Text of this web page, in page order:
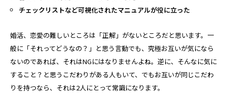
チェックリストなど可視化されたマニュアルが役に立った
婚活、恋愛の難しいところは「正解」がないところだと思います。一
般に「それってどうなの？」と思う言動でも、究極お互いが気になら
ないのであれば、それはNGにはなりませんよね。逆に、そんなに気に
すること？と思うこだわりがある人もいて、でもお互いが同じこだわ
りを持つなら、それは2人にとって常識になります。